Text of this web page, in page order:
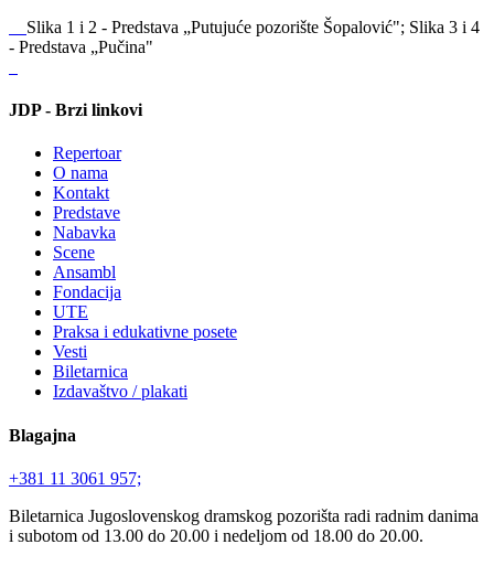
Slika 1 i 2 - Predstava „Putujuće pozorište Šopalović"; Slika 3 i 4
- Predstava „Pučina"
JDP - Brzi linkovi
Repertoar
O nama
Kontakt
Predstave
Nabavka
Scene
Ansambl
Fondacija
UTE
Praksa i edukativne posete
Vesti
Biletarnica
Izdavaštvo / plakati
Blagajna
+381 11 3061 957;
Biletarnica Jugoslovenskog dramskog pozorišta radi radnim danima
i subotom od 13.00 do 20.00 i nedeljom od 18.00 do 20.00.